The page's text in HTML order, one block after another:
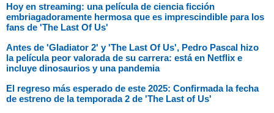
Hoy en streaming: una película de ciencia ficción
embriagadoramente hermosa que es imprescindible para los
fans de 'The Last Of Us'
Antes de 'Gladiator 2' y 'The Last Of Us', Pedro Pascal hizo
la película peor valorada de su carrera: está en Netflix e
incluye dinosaurios y una pandemia
El regreso más esperado de este 2025: Confirmada la fecha
de estreno de la temporada 2 de 'The Last of Us'